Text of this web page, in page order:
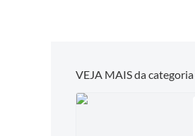
VEJA MAIS da categoria